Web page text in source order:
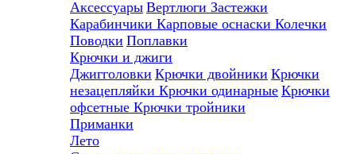
Аксессуары Вертлюги Застежки
Карабинчики Карповые оснаски Колечки
Поводки Поплавки
Крючки и джиги
Джигголовки Крючки двойники Крючки
незацепляйки Крючки одинарные Крючки
офсетные Крючки тройники
Приманки
Лето